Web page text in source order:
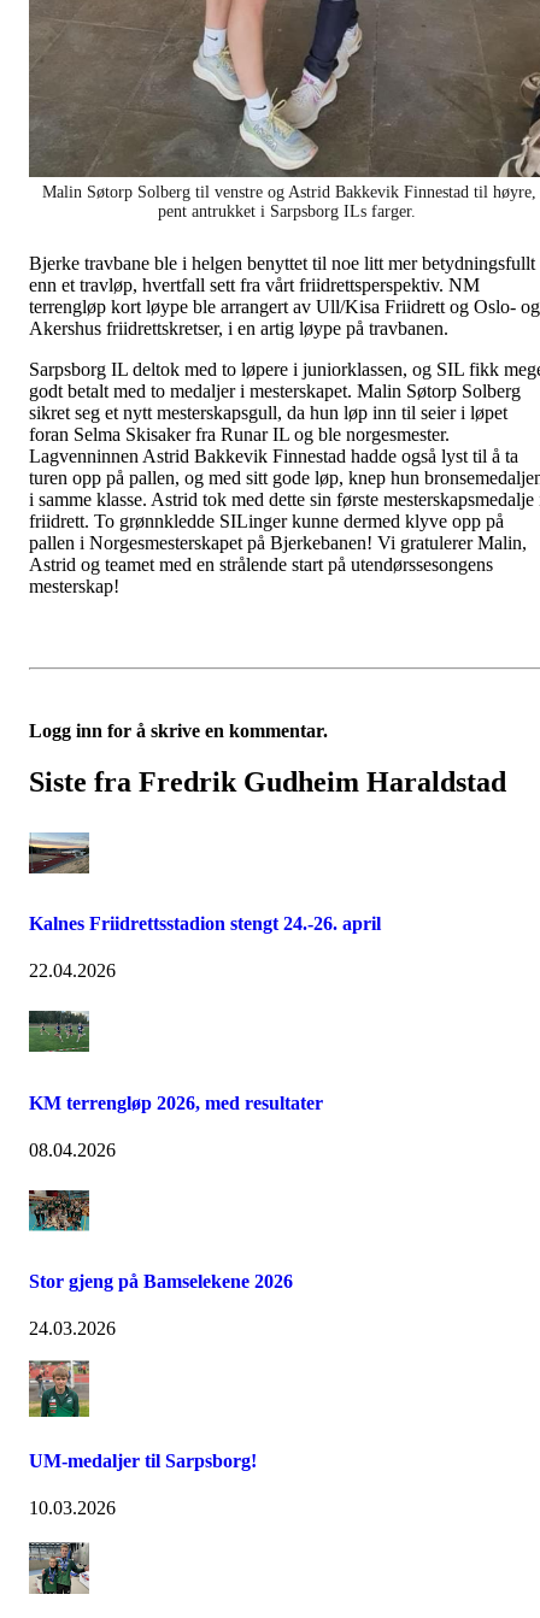
Malin Søtorp Solberg til venstre og Astrid Bakkevik Finnestad til høyre,
pent antrukket i Sarpsborg ILs farger.
Bjerke travbane ble i helgen benyttet til noe litt mer betydningsfullt
enn et travløp, hvertfall sett fra vårt friidrettsperspektiv. NM
terrengløp kort løype ble arrangert av Ull/Kisa Friidrett og Oslo- og
Akershus friidrettskretser, i en artig løype på travbanen.
Sarpsborg IL deltok med to løpere i juniorklassen, og SIL fikk
godt betalt med to medaljer i mesterskapet. Malin Søtorp Solberg
sikret seg et nytt mesterskapsgull, da hun løp inn til seier i løpet
foran Selma Skisaker fra Runar IL og ble norgesmester.
Lagvenninnen Astrid Bakkevik Finnestad hadde også lyst til å ta
turen opp på pallen, og med sitt gode løp, knep hun
i samme klasse. Astrid tok med dette sin første mesterskapsmedalje
friidrett. To grønnkledde SILinger kunne dermed klyve opp på
pallen i Norgesmesterskapet på Bjerkebanen! Vi gratulerer Malin,
Astrid og teamet med en strålende start på utendørssesongens
mesterskap!
Logg inn for å skrive en kommentar.
Siste fra Fredrik Gudheim Haraldstad
Kalnes Friidrettsstadion stengt 24.-26. april
22.04.2026
KM terrengløp 2026, med resultater
08.04.2026
Stor gjeng på Bamselekene 2026
24.03.2026
UM-medaljer til Sarpsborg!
10.03.2026